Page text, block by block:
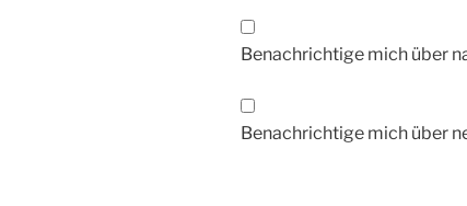
Benachrichtige mich über
Benachrichtige mich über